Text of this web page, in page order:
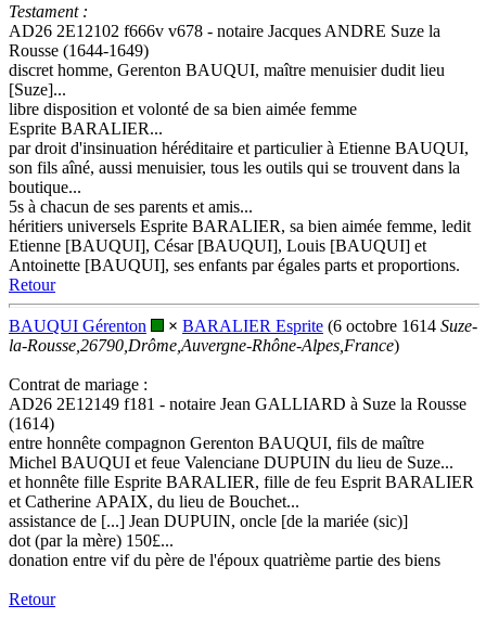
Testament :
AD26 2E12102 f666v v678 - notaire Jacques ANDRE Suze la
Rousse (1644-1649)
discret homme, Gerenton BAUQUI, maître menuisier dudit lieu
[Suze]...
libre disposition et volonté de sa bien aimée femme
Esprite BARALIER...
par droit d'insinuation héréditaire et particulier à Etienne BAUQUI,
son fils aîné, aussi menuisier, tous les outils qui se trouvent dans la
boutique...
5s à chacun de ses parents et amis...
héritiers universels Esprite BARALIER, sa bien aimée femme, ledit
Etienne [BAUQUI], César [BAUQUI], Louis [BAUQUI] et
Antoinette [BAUQUI], ses enfants par égales parts et proportions.
Retour
BAUQUI Gérenton × BARALIER Esprite (6 octobre 1614 Suze-
la-Rousse,26790,Drôme,Auvergne-Rhône-Alpes,France)
Contrat de mariage :
AD26 2E12149 f181 - notaire Jean GALLIARD à Suze la Rousse
(1614)
entre honnête compagnon Gerenton BAUQUI, fils de maître
Michel BAUQUI et feue Valenciane DUPUIN du lieu de Suze...
et honnête fille Esprite BARALIER, fille de feu Esprit BARALIER
et Catherine APAIX, du lieu de Bouchet...
assistance de [...] Jean DUPUIN, oncle [de la mariée (sic)]
dot (par la mère) 150£...
donation entre vif du père de l'époux quatrième partie des biens
Retour